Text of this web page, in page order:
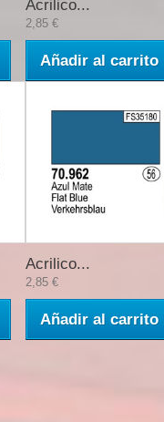
Acrilico...
2,85 €
Añadir al carrito
Acrilico...
2,85 €
Añadir al carrito